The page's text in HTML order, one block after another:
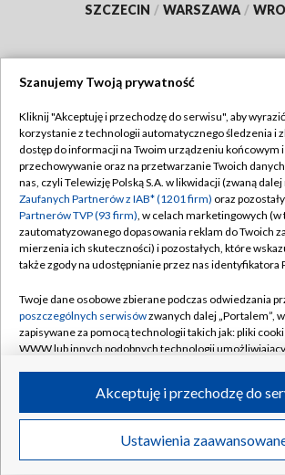
SZCZECIN / WARSZAWA /
TVP
Abonament TVP
Emisja w TVP
Centrum informacji TVP
Naziemna Telewizja Cyfrowa
Rada Programowa
System NOS
Informacje o nadawcy
Program dla prasy
Ogłoszenie przetargowe
Regulamin TVP
Polityka prywatności
Moje zgody
Pomoc
Kontakt
Kanały
©2026 Telewizja Polska S.A. w
Szanujemy Twoją prywatność
Kliknij "Akceptuję i przechodzę do serwisu", aby
korzystanie z technologii automatycznego śledzenia i
dostęp do informacji na Twoim urządzeniu końcowym i
przechowywanie oraz na przetwarzanie Twoich
nas, czyli Telewizję Polską S.A. w likwidacji (zwaną dalej
Zaufanych Partnerów z IAB* (1201 firm) oraz
Partnerów TVP (93 firm), w celach marketingowych (w
zautomatyzowanego dopasowania reklam do Twoich
mierzenia ich skuteczności) i pozostałych, które
także zgody na udostępnianie przez nas identyfikatora
Twoje dane osobowe zbierane podczas odwiedzania
poszczególnych serwisówzwanych dalej „Portalem”,
zapisywane za pomocą technologii takich jak: pliki
WWW lub innych podobnych technologii
ruchu w Internecie.
Twoje dane osobowe zbierane podczas odwiedzania
poszczególnych serwisówna Portalu, takie jak adresy
Ustawienia
Akceptuję i przechodzę do